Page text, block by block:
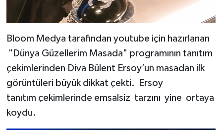
Bloom Medya tarafından youtube için hazırlanan
"Dünya Güzellerim Masada" programının tanıtım
çekimlerinden Diva Bülent Ersoy’un masadan ilk
görüntüleri büyük dikkat çekti. Ersoy
tanıtım çekimlerinde emsalsiz tarzını yine ortaya
koydu.